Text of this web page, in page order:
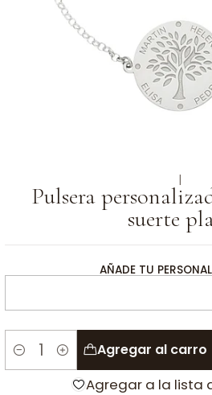
|
Pulsera
suerte
AÑADE TU
Cantidad
Agregar al carro
Agregar a la lista